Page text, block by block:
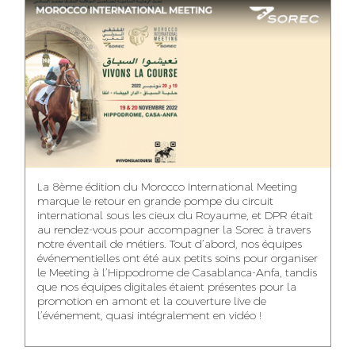
ASMAA MAZZI
ACCOUNT
DIRECTOR
TAHA EL BEIDORI
ART DIRECTOR
FINANCIAL
MANAGER
ACCOUNT
MANAGER
BOUDAR
ART DIRECTOR
FATIMA ZAHRA
DEBBAGH
ACCOUNT
MOHAMED
HARRATIA
DIGITAL MANAGER
NABILA SAMOUN
MEDIA ANALYST
La 8ème édition du Morocco International Meeting
marque le retour en grande pompe du circuit
international sous les cieux du Royaume, et DPR était
au rendez-vous pour accompagner la Sorec à travers
notre éventail de métiers. Tout d’abord, nos équipes
événementielles ont été aux petits soins pour organiser
le Meeting à l’Hippodrome de Casablanca-Anfa, tandis
que nos équipes digitales étaient présentes pour la
promotion en amont et la couverture live de
l’événement, quasi intégralement en vidéo !